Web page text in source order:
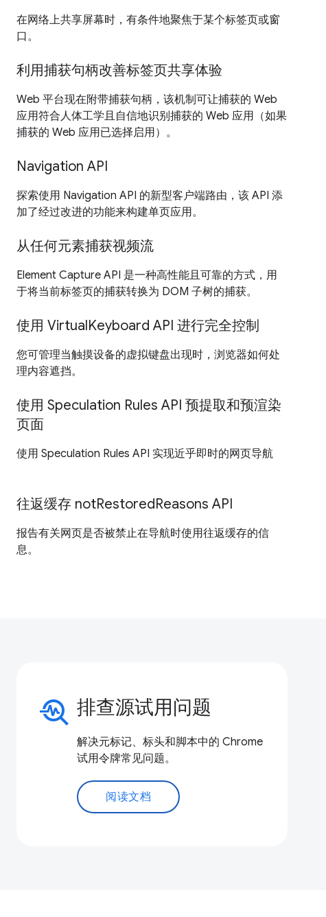
在网络上共享屏幕时，有条件地聚焦于某个标签页或窗
口。
利用捕获句柄改善标签页共享体验
Web 平台现在附带捕获句柄，该机制可让捕获的 Web
应用符合人体工学且自信地识别捕获的 Web 应用（如果
捕获的 Web 应用已选择启用）。
Navigation API
探索使用 Navigation API 的新型客户端路由，该 API 添
加了经过改进的功能来构建单页应用。
从任何元素捕获视频流
Element Capture API 是一种高性能且可靠的方式，用
于将当前标签页的捕获转换为 DOM 子树的捕获。
使用 VirtualKeyboard API 进行完全控制
您可管理当触摸设备的虚拟键盘出现时，浏览器如何处
理内容遮挡。
使用 Speculation Rules API 预提取和预渲染
页面
使用 Speculation Rules API 实现近乎即时的网页导航
往返缓存 notRestoredReasons API
报告有关网页是否被禁止在导航时使用往返缓存的信
息。
troubleshoot 排查源试用问题
解决元标记、标头和脚本中的 Chrome
试用令牌常见问题。
阅读文档